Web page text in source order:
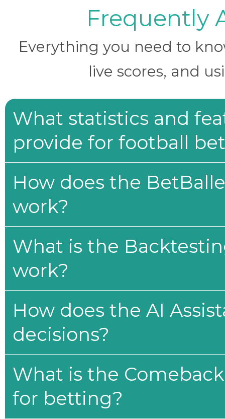
Frequently
Everything you need to
live scores, and
What statistics and
provide for football
How does the
work?
What is the
work?
How does the AI
decisions?
What is the
for betting?